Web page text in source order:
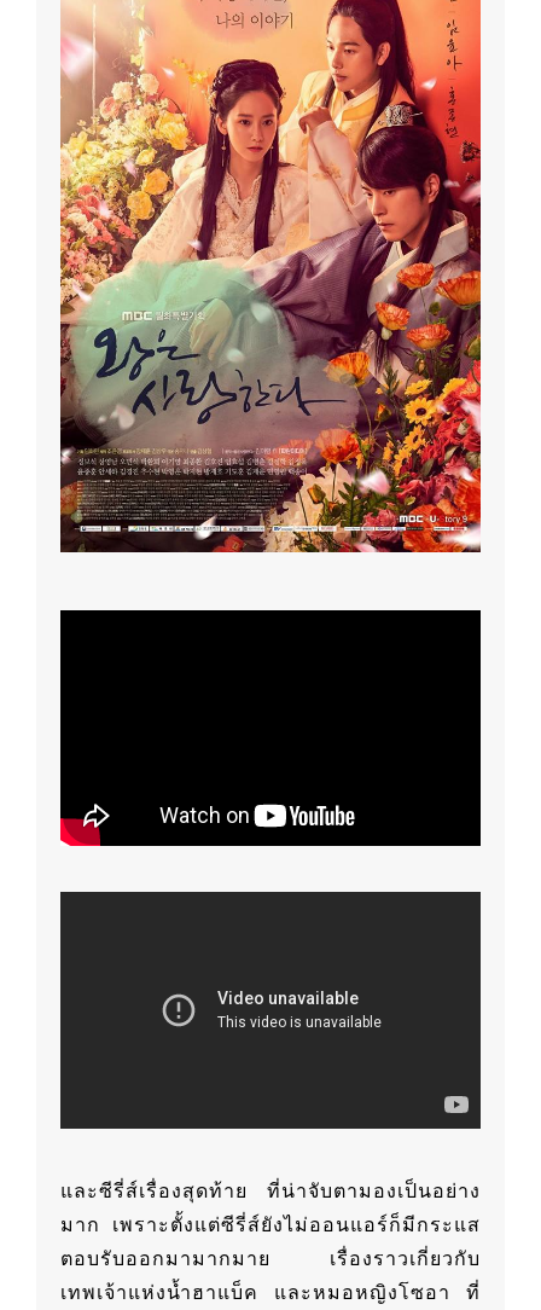
และซีรี่ส์เรื่องสุดท้าย ที่น่าจับตามองเป็นอย่าง
มาก เพราะตั้งแต่ซีรี่ส์ยังไม่ออนแอร์ก็มีกระแส
ตอบรับออกมามากมาย เรื่องราวเกี่ยวกับ
เทพเจ้าแห่งน้ำฮาแบ็ค และหมอหญิงโซอา ที่